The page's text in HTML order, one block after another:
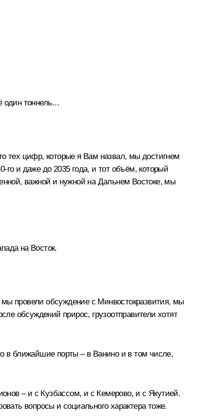
один тоннель…
тех цифр, которые я Вам назвал, мы достигнем
го и даже до 2035 года, и тот объём, который
важной и нужной на Дальнем Востоке, мы
на Восток.
провели обсуждение с Минвостокразвития, мы
обсуждений прирос, грузоотправители хотят
в ближайшие порты – в Ванино и в том числе,
– и с Кузбассом, и с Кемерово, и с Якутией.
вопросы и социального характера тоже.